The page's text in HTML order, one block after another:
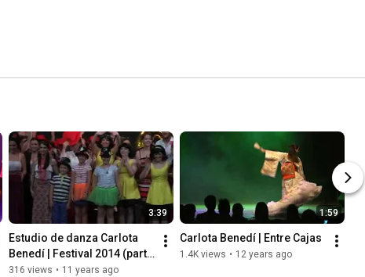
3:39
Estudio de danza Carlota
Benedí | Festival 2014 (parte
2)
316 views • 11 years ago
1:59
Carlota Benedí | Entre Cajas
1.4K views • 12 years ago